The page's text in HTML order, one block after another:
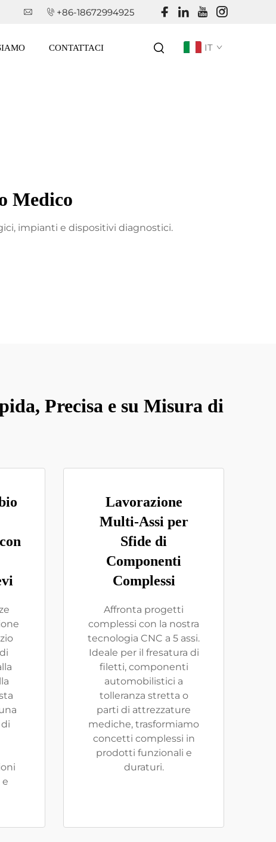
+86-18672994925
CONTATTACI IT
Medico
impianti e dispositivi diagnostici.
Precisa e su Misura di
e
Lavorazione
Multi-Assi per
Sfide di
Componenti
Complessi
Affronta progetti
complessi con la nostra
tecnologia CNC a 5 assi.
Ideale per il fresatura di
filetti, componenti
automobilistici a
tolleranza stretta o
parti di attrezzature
mediche, trasformiamo
concetti complessi in
prodotti funzionali e
duraturi.